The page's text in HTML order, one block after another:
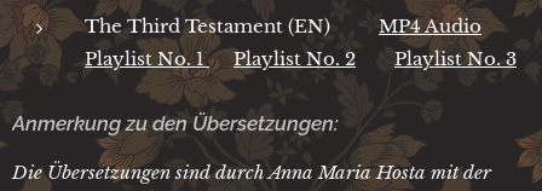
The Third Testament (EN)MP4 Audio
Playlist No. 1
Playlist No. 2 Playlist No. 3
Anmerkung zu den Übersetzungen:
Die Übersetzungen sind durch Anna Maria Hosta mit der